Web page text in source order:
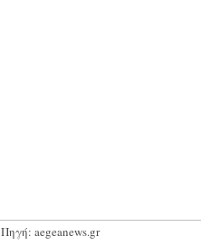
Πηγή: aegeanews.gr